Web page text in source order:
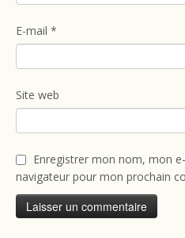
E-mail *
Site web
Enregistrer mon nom, mon
navigateur pour mon prochain